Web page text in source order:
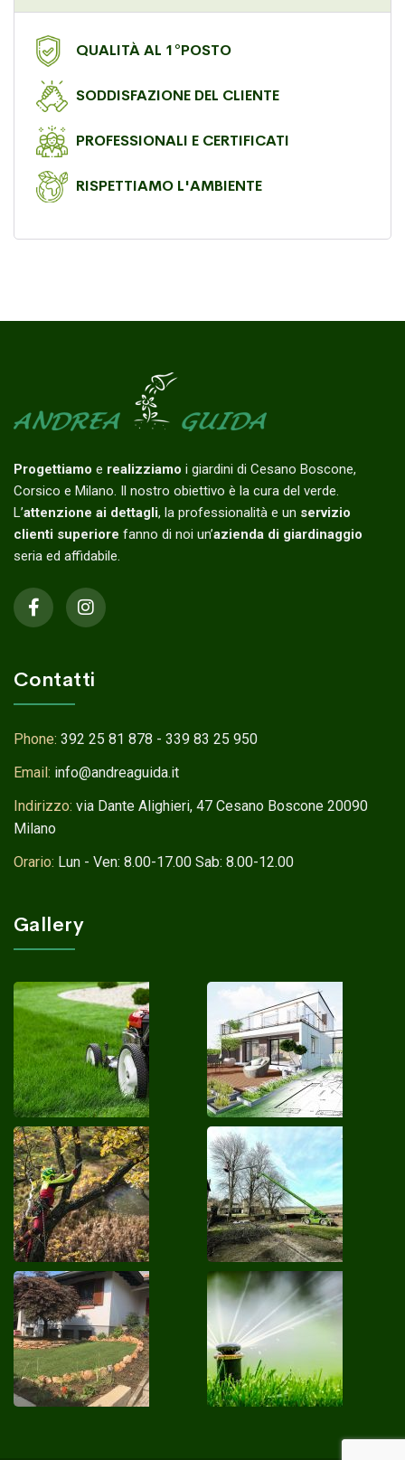
QUALITÀ AL 1°POSTO
SODDISFAZIONE DEL CLIENTE
PROFESSIONALI E CERTIFICATI
RISPETTIAMO L'AMBIENTE
Progettiamo e realizziamo i giardini di Cesano Boscone,
Corsico e Milano. Il nostro obiettivo è la cura del verde.
L’attenzione ai dettagli, la professionalità e un servizio
clienti superiore fanno di noi un’azienda di giardinaggio
seria ed affidabile.
Contatti
Phone: 392 25 81 878 - 339 83 25 950
Email: info@andreaguida.it
Indirizzo: via Dante Alighieri, 47 Cesano Boscone 20090
Milano
Orario: Lun - Ven: 8.00-17.00 Sab: 8.00-12.00
Gallery